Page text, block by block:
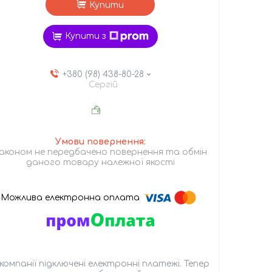
Купити
Купити з
+380 (98) 438-80-28
Сергій
не передбачено повернення та обмін
даного товару належної якості
підключені електронні платежі. Тепер